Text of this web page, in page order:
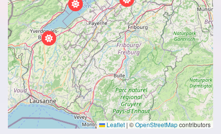
Leaflet | ©OpenStreetMapcontributors